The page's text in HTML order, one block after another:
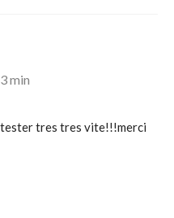
min
tres tres vite!!!merci